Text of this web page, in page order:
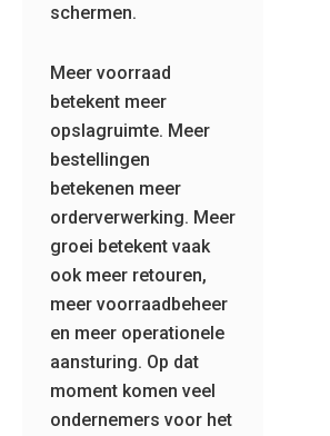
schermen.
Meer voorraad
betekent meer
opslagruimte. Meer
bestellingen
betekenen meer
orderverwerking. Meer
groei betekent vaak
ook meer retouren,
meer voorraadbeheer
en meer operationele
aansturing. Op dat
moment komen veel
ondernemers voor het